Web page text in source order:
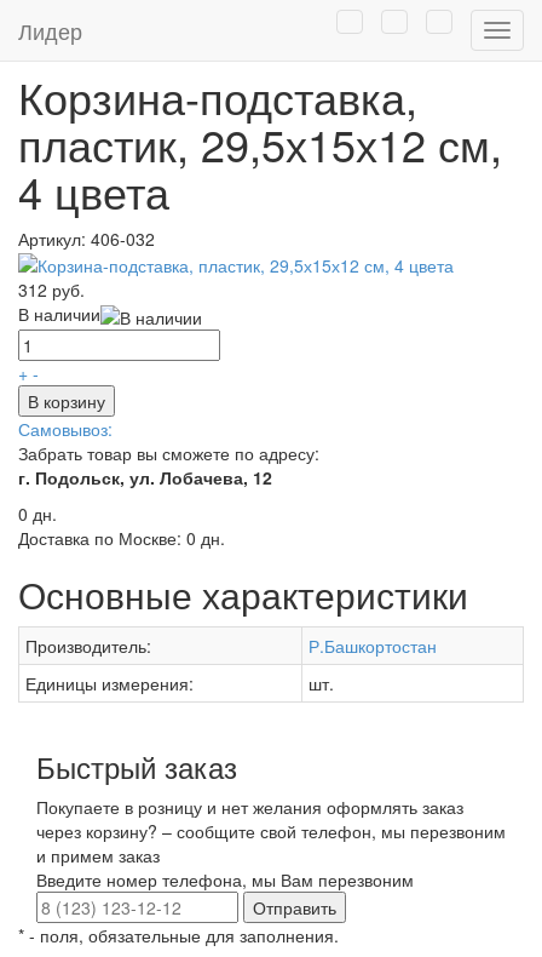
Лидер
Хранение/
Ящик для
мелочей
Корзина-подставка,
пластик, 29,5х15х12 см,
4 цвета
Артикул: 406-032
312 руб.
В наличии
+ -
В корзину
Самовывоз:
Забрать товар вы сможете по адресу:
г. Подольск, ул. Лобачева, 12
0 дн.
Доставка по Москве: 0 дн.
Основные характеристики
Производитель:
Р.Башкортостан
Единицы измерения:
шт.
Быстрый заказ
Покупаете в розницу и нет желания оформлять заказ
через корзину? – сообщите свой телефон, мы перезвоним
и примем заказ
Введите номер телефона, мы Вам перезвоним
Отправить
* - поля, обязательные для заполнения.